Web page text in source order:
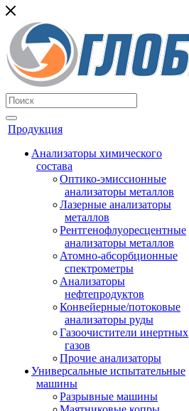
Продукция
Анализаторы химического
состава
Оптико-эмиссионные
анализаторы металлов
Лазерные анализаторы
металлов
Рентгенофлуоресцентные
анализаторы металлов
Атомно-абсорбционные
спектрометры
Анализаторы
нефтепродуктов
Конвейерные/потоковые
анализаторы руды
Газоочистители инертных
газов
Прочие анализаторы
Универсальные испытательные
машины
Разрывные машины